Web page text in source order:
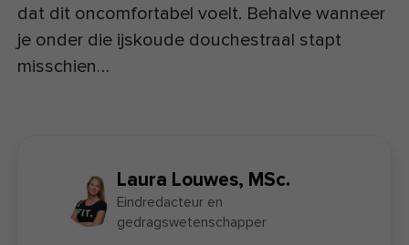
dat dit oncomfortabel voelt. Behalve wanneer
je onder die ijskoude douchestraal stapt
misschien…
Laura Louwes, MSc.
Eindredacteur en
gedragswetenschapper